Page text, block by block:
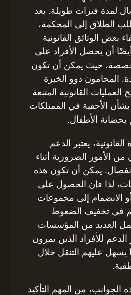
لمدة فترات طويلة. بعد
الطلاق إلى المحكمة،
بعض الوثائق القانونية
أن يحصل الأفراد على
حيث يمكن أن تكون
المحامون ذوو الخبرة
القانونية المتبعة
الأحقية في الممتلكات
بحضانة الأطفال.
يعتبر الدعم
الأمور الضرورية أثناء
يمكن أن تكون هذه
لذا فإن الحصول على
الانضمام إلى مجموعات
في تخفيف الضغوط
العديد من المؤسسات
للأفراد الذين يمرون
يسهل عليهم التنقل خلال
الجوانب، من المهم التأكيد